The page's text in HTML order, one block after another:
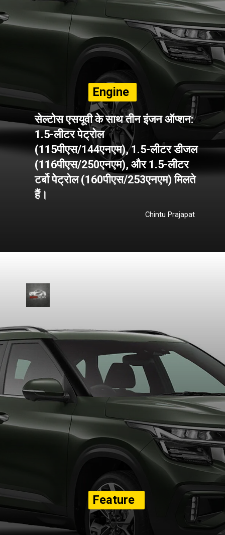
सेल्टोस एसयूवी के साथ तीन इंजन ऑप्शन:
1.5-लीटर पेट्रोल
(115पीएस/144एनएम), 1.5-लीटर डीजल
(116पीएस/250एनएम), और 1.5-लीटर
टर्बो पेट्रोल (160पीएस/253एनएम) मिलते
हैं।
Chintu Prajapat
Engine
Feature
s